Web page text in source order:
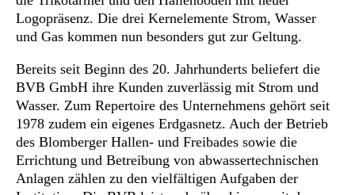
Logopräsenz. Die drei Kernelemente Strom, Wasser
und Gas kommen nun besonders gut zur Geltung.
Bereits seit Beginn des 20. Jahrhunderts beliefert die
BVB GmbH ihre Kunden zuverlässig mit Strom und
Wasser. Zum Repertoire des Unternehmens gehört seit
1978 zudem ein eigenes Erdgasnetz. Auch der Betrieb
des Blomberger Hallen- und Freibades sowie die
Errichtung und Betreibung von abwassertechnischen
Anlagen zählen zu den vielfältigen Aufgaben der